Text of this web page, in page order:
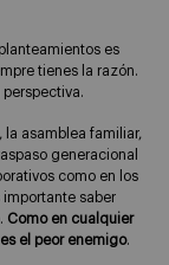
es
tienes la razón.
, la asamblea familiar,
generacional
como en los
importante saber
Como en cualquier
el peor enemigo.